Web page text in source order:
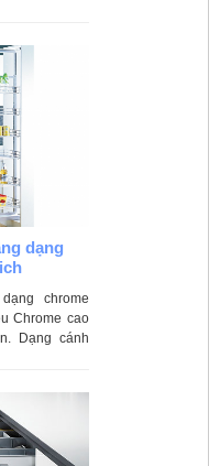
dạng
chrome
Chrome cao
Dạng cánh